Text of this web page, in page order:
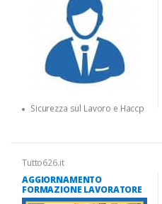
Sicurezza sul Lavoro e Haccp
Tutto626.it
AGGIORNAMENTO
FORMAZIONE LAVORATORE